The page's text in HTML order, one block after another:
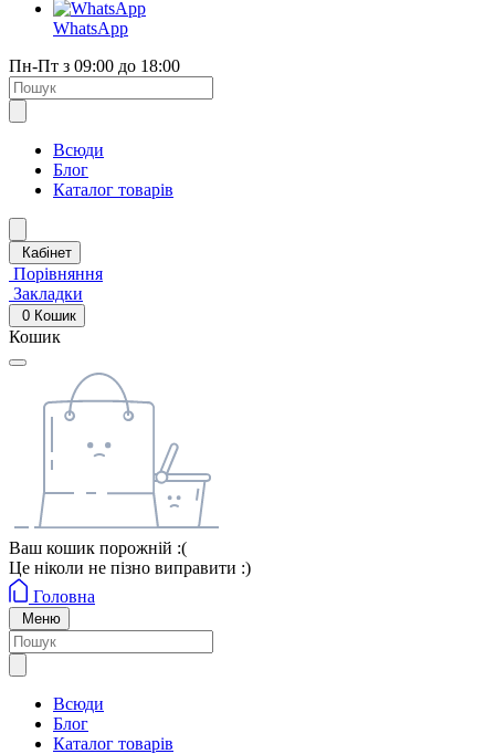
WhatsApp
Пн-Пт з 09:00 до 18:00
Всюди
Блог
Каталог товарів
Кабінет
Порівняння
Закладки
0 Кошик
Кошик
Ваш кошик порожній :(
Це ніколи не пізно виправити :)
Головна
Меню
Всюди
Блог
Каталог товарів